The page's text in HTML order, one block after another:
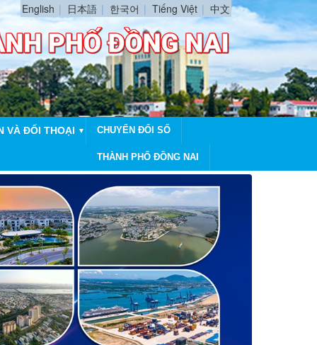
English 日本語 한국어 Tiếng Việt 中文
VÀ ĐỐI THOẠI ▼ CHUYỂN ĐỔI SỐ
THÀNH PHỐ ĐỒNG NAI